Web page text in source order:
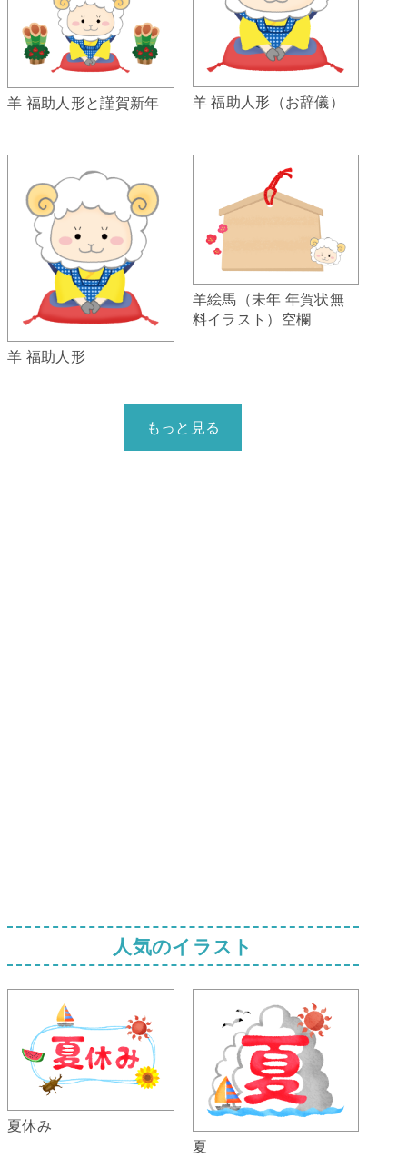
羊 福助人形と謹賀新年 羊 福助人形（お辞儀）
羊 福助人形
羊絵馬（未年 年賀状無
料イラスト）空欄
もっと見る
人気のイラスト
夏休み
夏